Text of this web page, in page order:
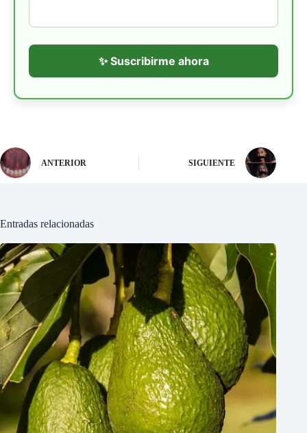
✨ Suscribirme ahora
ANTERIOR SIGUIENTE
Entradas relacionadas